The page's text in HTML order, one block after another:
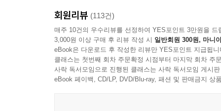
그것은 우리로 하여금 그 고통을 인간의 차원으
애초에 그가 목격한 광기와 폭력의 본질은 개인
정확히 표현했듯이, 사악한 한 마리 괴물에게서
때문이다.
그들의 생각은 대개 비정상적이거나 어리석거
회원리뷰 (113건)
매주 10건의 우수리뷰를 선정하여 YES포인트 3만원을 드
3,000원 이상 구매 후 리뷰 작성 시 일반회원 300원, 마니
eBook은 다운로드 후 작성한 리뷰만 YES포인트 지급됩니
클래스는 첫번째 회차 주문확정 시점부터 마지막 회차 주
사락 독서모임으로 진행된 클래스는 사락 독서모임 게시
eBook 페이백, CD/LP, DVD/Blu-ray, 패션 및 판매금지 상